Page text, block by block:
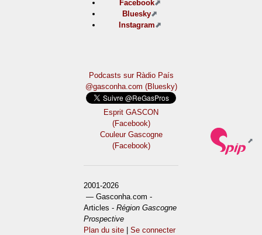
Facebook
Bluesky
Instagram
Podcasts sur Ràdio País
@gasconha.com (Bluesky)
Esprit GASCON
(Facebook)
Couleur Gascogne
(Facebook)
2001-2026
— Gasconha.com -
Articles -Région Gascogne
Prospective
Plan du site |Se connecter